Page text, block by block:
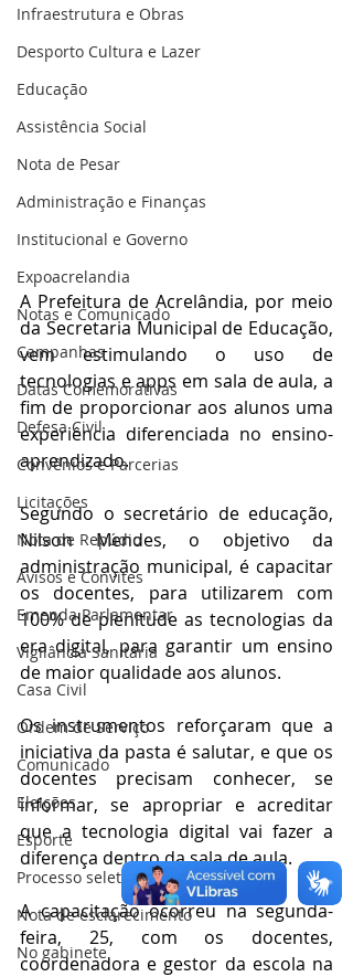
Infraestrutura e Obras
Desporto Cultura e Lazer
Educação
Assistência Social
Nota de Pesar
Administração e Finanças
Institucional e Governo
Expoacrelandia
Notas e Comunicado
Campanhas
Datas Comemorativas
Defesa Civil
Convênios e Parcerias
Licitações
Nota de Repúdio
Avisos e Convites
Emenda Parlamentar
Vigilância Sanitária
Casa Civil
Ordem de Serviço
Comunicado
Eleições
Esporte
Processo seletivo
Nota de esclarecimento
No gabinete
A Prefeitura de Acrelândia, por meio
da Secretaria Municipal de Educação,
vem estimulando o uso de
tecnologias e apps em sala de aula, a
fim de proporcionar aos alunos uma
experiência diferenciada no ensino-
aprendizado.
Segundo o secretário de educação,
Nilson Mendes, o objetivo da
administração municipal, é capacitar
os docentes, para utilizarem com
100% de plenitude as tecnologias da
era digital, para garantir um ensino
de maior qualidade aos alunos.
Os instrumentos reforçaram que a
iniciativa da pasta é salutar, e que os
docentes precisam conhecer, se
informar, se apropriar e acreditar
que a tecnologia digital vai fazer a
diferença dentro da sala de aula.
A capacitação ocorreu na segunda-
feira, 25, com os docentes,
coordenadora e gestor da escola na